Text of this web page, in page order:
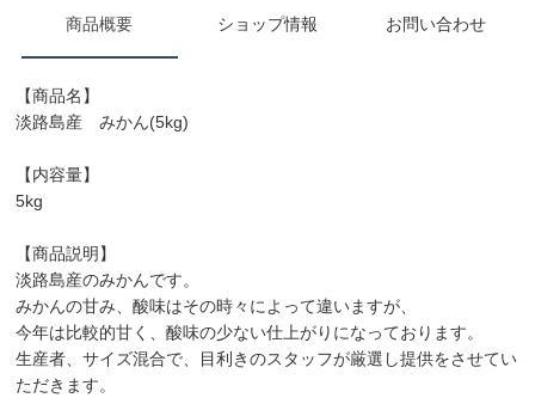
商品概要 ショップ情報 お問い合わせ
【商品名】
淡路島産 みかん(5kg)
【内容量】
5kg
【商品説明】
淡路島産のみかんです。
みかんの甘み、酸味はその時々によって違いますが、
今年は比較的甘く、酸味の少ない仕上がりになっております。
生産者、サイズ混合で、目利きのスタッフが厳選し提供をさせてい
ただきます。